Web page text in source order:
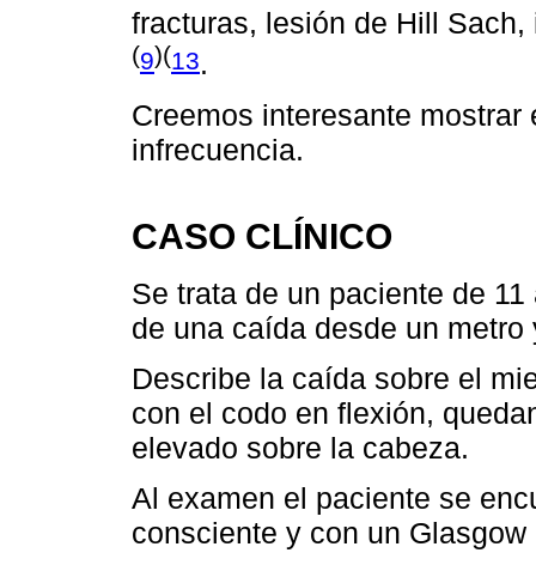
fracturas, lesión de Hill
(9)(13.
Creemos interesante
infrecuencia.
CASO CLÍNICO
Se trata de un paciente de
de una caída desde un metro
Describe la caída sobre el
con el codo en flexión,
elevado sobre la cabeza.
Al examen el paciente se
consciente y con un Glasgow